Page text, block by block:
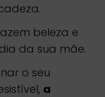
beleza e
da sua mãe.
o seu
a